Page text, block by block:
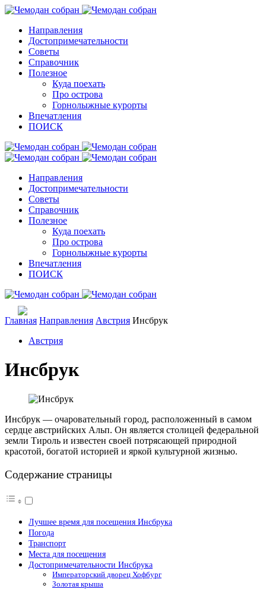
Направления
Достопримечательности
Советы
Справочник
Полезное
Куда поехать
Про острова
Горнолыжные курорты
Впечатления
ПОИСК
Направления
Достопримечательности
Советы
Справочник
Полезное
Куда поехать
Про острова
Горнолыжные курорты
Впечатления
ПОИСК
Главная Направления Австрия Инсбрук
Австрия
Инсбрук
Инсбрук — очаровательный город, расположенный в самом
сердце австрийских Альп. Он является столицей федеральной
земли Тироль и известен своей потрясающей природной
красотой, богатой историей и яркой культурной жизнью.
Содержание страницы
Лучшее время для посещения Инсбрука
Погода
Транспорт
Места для посещения
Достопримечательности Инсбрука
Императорский дворец Хофбург
Золотая крыша